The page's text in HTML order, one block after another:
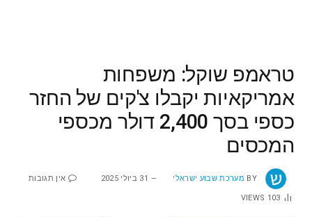
טראמפ שוקל: משפחות
אמריקאיות יקבלו צ'קים של החזר
כספי בסך 2,400 דולר מכספי
המכסים
BY מערכת שבוע ישראלי 31 ביולי 2025 אין תגובות
103
VIEWS